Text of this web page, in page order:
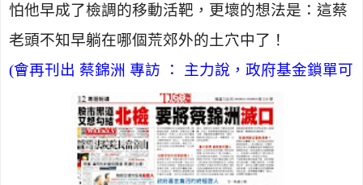
怕他早成了檢調的移動活靶，更壞的想法是：這蔡
老頭不知早躺在哪個荒郊外的土穴中了！
(會再刊出 蔡錦洲 專訪 ： 主力說，政府基金鎖單可